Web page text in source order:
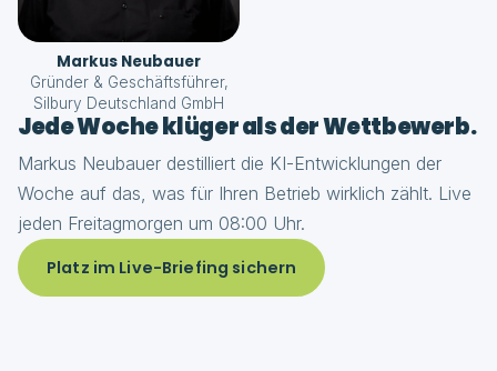
Markus Neubauer
Gründer & Geschäftsführer,
Silbury Deutschland GmbH
Jede Woche klüger als der Wettbewerb.
Markus Neubauer destilliert die KI-Entwicklungen der
Woche auf das, was für Ihren Betrieb wirklich zählt. Live
jeden Freitagmorgen um 08:00 Uhr.
Platz im Live-Briefing sichern